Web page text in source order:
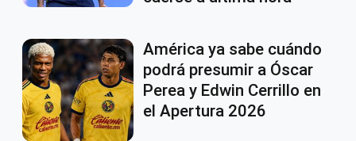
América ya sabe cuándo
podrá presumir a Óscar
Perea y Edwin Cerrillo en
el Apertura 2026